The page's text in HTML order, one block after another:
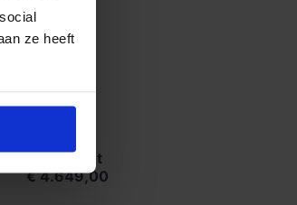
ze heeft
Compleet
€ 4.649,00